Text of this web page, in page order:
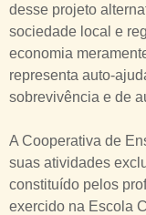
desse projeto
sociedade local e
economia
representa auto-
sobrevivência e de
A Cooperativa de
suas atividades
constituído pelos
exercido na Escola